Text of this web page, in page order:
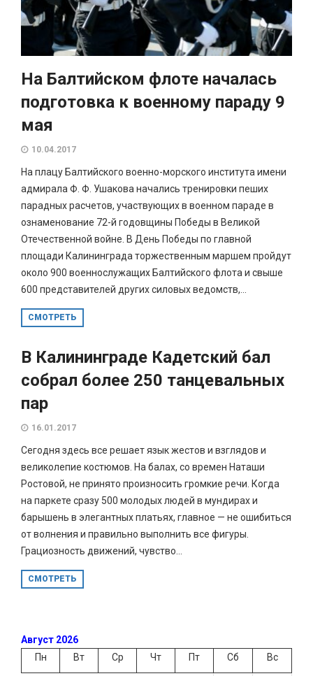
На Балтийском флоте началась
подготовка к военному параду 9
мая
10.04.2017
На плацу Балтийского военно-морского института имени
адмирала Ф. Ф. Ушакова начались тренировки пеших
парадных расчетов, участвующих в военном параде в
ознаменование 72-й годовщины Победы в Великой
Отечественной войне. В День Победы по главной
площади Калининграда торжественным маршем пройдут
около 900 военнослужащих Балтийского флота и свыше
600 представителей других силовых ведомств,...
СМОТРЕТЬ
В Калининграде Кадетский бал
собрал более 250 танцевальных
пар
16.01.2017
Сегодня здесь все решает язык жестов и взглядов и
великолепие костюмов. На балах, со времен Наташи
Ростовой, не принято произносить громкие речи. Когда
на паркете сразу 500 молодых людей в мундирах и
барышень в элегантных платьях, главное — не ошибиться
от волнения и правильно выполнить все фигуры.
Грациозность движений, чувство...
СМОТРЕТЬ
Август 2026
Пн
Вт Ср Чт Пт Сб Вс